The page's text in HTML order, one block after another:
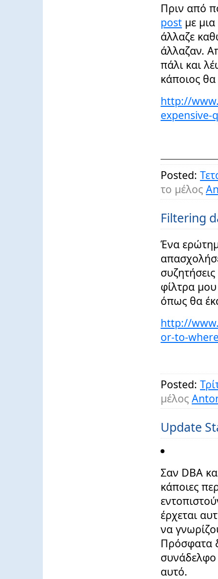
Πριν από
post με
άλλαζε
άλλαζαν.
πάλι και
κάποιος θα
http://
expensive-
Posted:
το μέλος
Filtering
Ένα
φίλτρα
όπως θα
http://
or-to-
Posted:
μέλος
Update
Σαν DBA
κάποιες
έρχεται
να
Πρόσφατα
συνάδελφο
αυτό.